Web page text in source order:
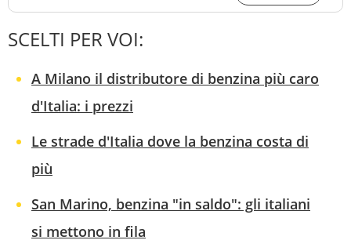
SCELTI PER VOI:
A Milano il distributore di benzina più caro
d'Italia: i prezzi
Le strade d'Italia dove la benzina costa di
più
San Marino, benzina "in saldo": gli italiani
si mettono in fila